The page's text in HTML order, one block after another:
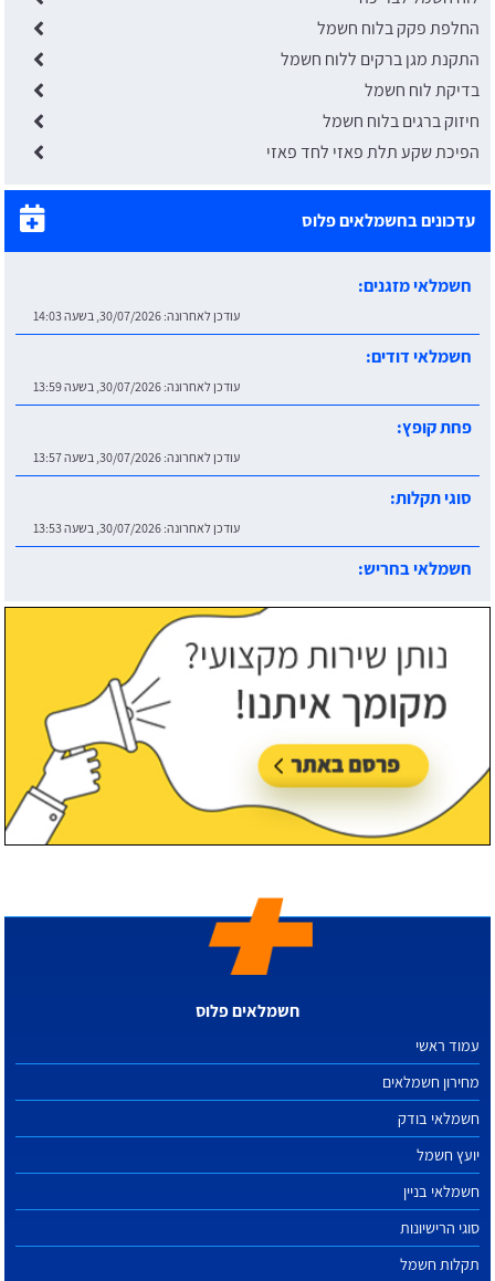
החלפת פקק בלוח חשמל
התקנת מגן ברקים ללוח חשמל
בדיקת לוח חשמל
חיזוק ברגים בלוח חשמל
הפיכת שקע תלת פאזי לחד פאזי
עדכונים בחשמלאים פלוס
חשמלאי מזגנים:
עודכן לאחרונה: 30/07/2026, בשעה 14:03
חשמלאי דודים:
עודכן לאחרונה: 30/07/2026, בשעה 13:59
פחת קופץ:
עודכן לאחרונה: 30/07/2026, בשעה 13:57
סוגי תקלות:
עודכן לאחרונה: 30/07/2026, בשעה 13:53
חשמלאי בחריש:
חשמלאים פלוס
עמוד ראשי
מחירון חשמלאים
חשמלאי בודק
יועץ חשמל
חשמלאי בניין
סוגי הרישיונות
תקלות חשמל